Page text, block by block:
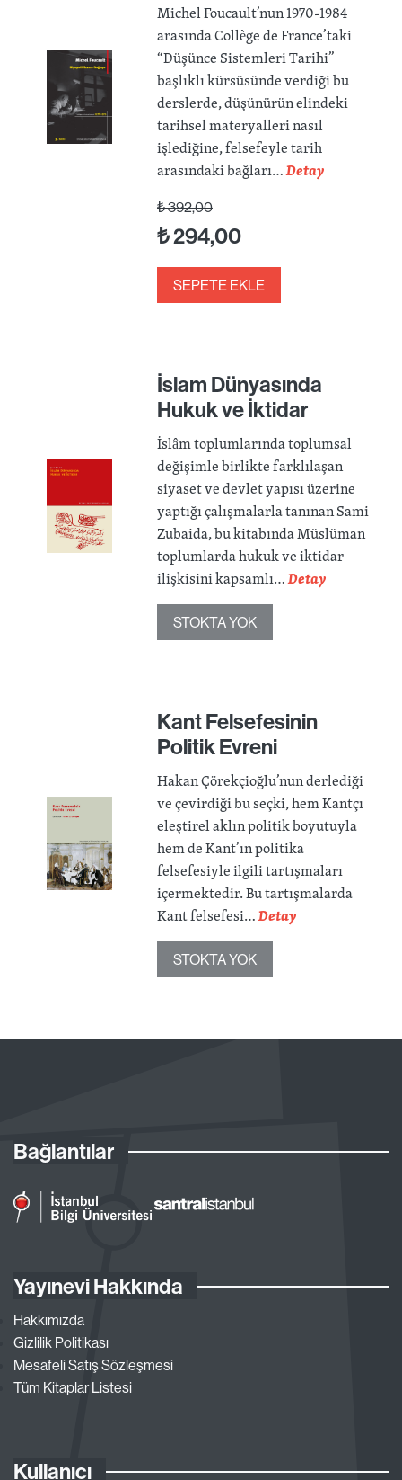
Michel Foucault’nun 1970-1984
arasında Collège de France’taki
“Düşünce Sistemleri Tarihi”
başlıklı kürsüsünde verdiği bu
derslerde, düşünürün elindeki
tarihsel materyalleri nasıl
işlediğine, felsefeyle tarih
arasındaki bağları…Detay
₺392,00
₺294,00
SEPETE EKLE
İslam Dünyasında
Hukuk ve İktidar
İslâm toplumlarında toplumsal
değişimle birlikte farklılaşan
siyaset ve devlet yapısı üzerine
yaptığı çalışmalarla tanınan Sami
Zubaida, bu kitabında Müslüman
toplumlarda hukuk ve iktidar
ilişkisini kapsamlı…Detay
STOKTA YOK
Kant Felsefesinin
Politik Evreni
Hakan Çörekçioğlu’nun derlediği
ve çevirdiği bu seçki, hem Kantçı
eleştirel aklın politik boyutuyla
hem de Kant’ın politika
felsefesiyle ilgili tartışmaları
içermektedir. Bu tartışmalarda
Kant felsefesi…Detay
STOKTA YOK
Bağlantılar
Yayınevi Hakkında
Hakkımızda
Gizlilik Politikası
Mesafeli Satış Sözleşmesi
Tüm Kitaplar Listesi
Kullanıcı